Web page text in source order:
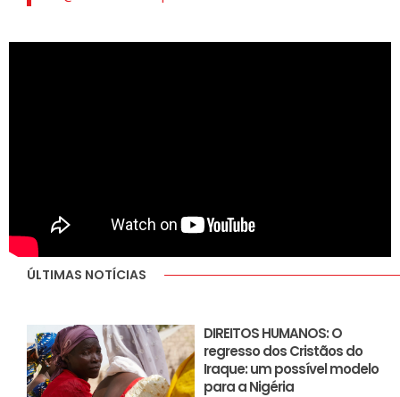
ÚLTIMAS NOTÍCIAS
DIREITOS HUMANOS: O
regresso dos Cristãos do
Iraque: um possível modelo
para a Nigéria